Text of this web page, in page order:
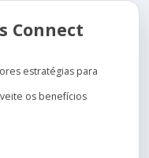
Connect
estratégias para
os benefícios